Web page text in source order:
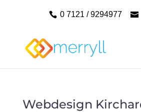
0 7121 / 9294977
Webdesign